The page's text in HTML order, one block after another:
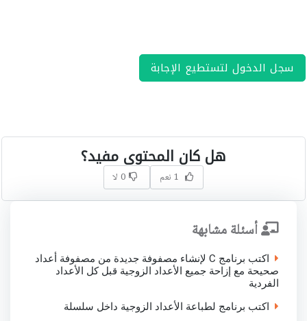
سجل الدخول لتستطيع الإجابة
هل كان المحتوى مفيد؟
1 نعم 0 لا
أسئلة مشابهة
اكتب برنامج C لإنشاء مصفوفة جديدة من مصفوفة أعداد
صحيحة مع إزاحة جميع الأعداد الزوجية قبل كل الأعداد
الفردية
اكتب برنامج لطباعة الأعداد الزوجية داخل سلسلة